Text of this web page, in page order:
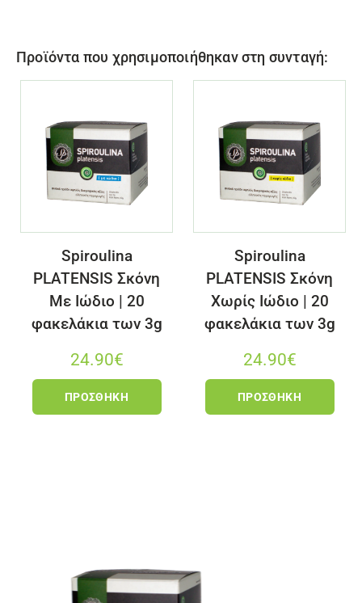
Προϊόντα που χρησιμοποιήθηκαν στη συνταγή:
Spiroulina
PLATENSIS Σκόνη
Με Ιώδιο | 20
φακελάκια των 3g
24.90€
ΠΡΟΣΘΉΚΗ
Spiroulina
PLATENSIS Σκόνη
Χωρίς Ιώδιο | 20
φακελάκια των 3g
24.90€
ΠΡΟΣΘΉΚΗ